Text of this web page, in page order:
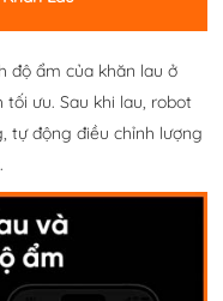
độ ẩm của khăn lau ở
ưu. Sau khi lau, robot
tự động điều chỉnh lượng